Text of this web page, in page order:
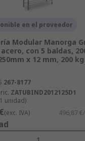
en el proveedor
Modular Manorga
con 5 baldas,
x 12 mm, 200
267-8177
ZATUBIND2012125D1
unidad)
(exc. IVA) 496,87